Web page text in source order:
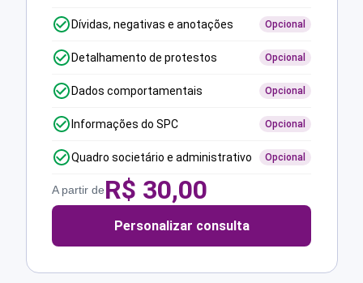
Dívidas, negativas e anotações Opcional
Detalhamento de protestos Opcional
Dados comportamentais Opcional
Informações do SPC Opcional
Quadro societário e administrativo Opcional
A partir deR$ 30,00
Personalizar consulta